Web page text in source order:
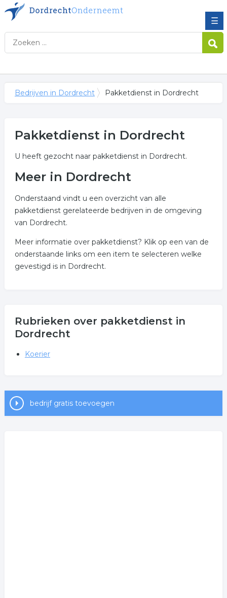
☰
Bedrijven in Dordrecht Pakketdienst in Dordrecht
Pakketdienst in Dordrecht
U heeft gezocht naar pakketdienst in Dordrecht.
Meer in Dordrecht
Onderstaand vindt u een overzicht van alle
pakketdienst gerelateerde bedrijven in de omgeving
van Dordrecht.
Meer informatie over pakketdienst? Klik op een van de
onderstaande links om een item te selecteren welke
gevestigd is in Dordrecht.
Rubrieken over pakketdienst in
Dordrecht
Koerier
bedrijf gratis toevoegen